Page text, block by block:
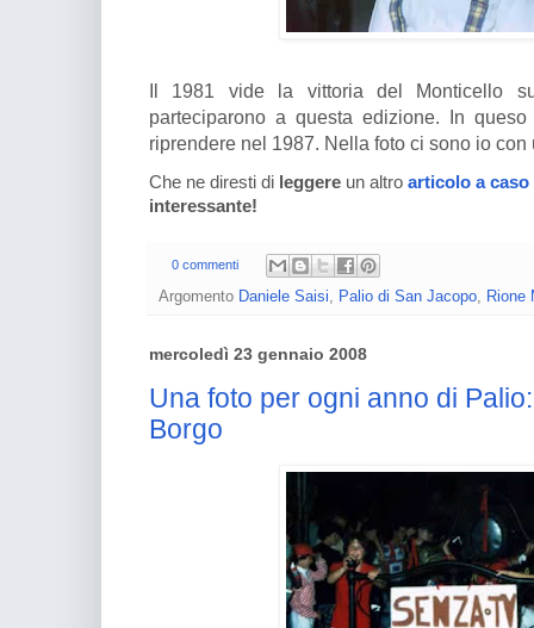
Il 1981 vide la vittoria del Monticello
parteciparono a questa edizione. In
riprendere nel 1987. Nella foto ci sono io con
Che ne diresti di leggere un altro articolo a caso
interessante!
0 commenti
Argomento Daniele Saisi, Palio di San Jacopo, Rione
mercoledì 23 gennaio 2008
Una foto per ogni anno di
Borgo